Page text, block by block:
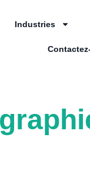
Industries